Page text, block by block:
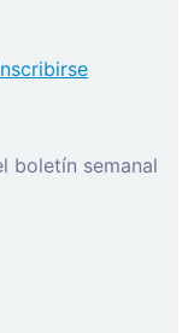
boletín semanal